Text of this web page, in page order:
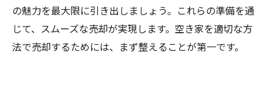
の魅力を最大限に引き出しましょう。これらの準備を通
じて、スムーズな売却が実現します。空き家を適切な方
法で売却するためには、まず整えることが第一です。